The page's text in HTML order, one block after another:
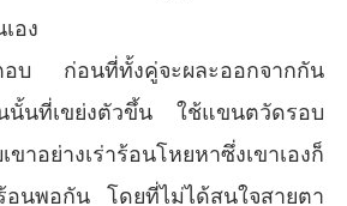
อง
อบ ก่อนที่ทั้งคู่จะผละออกจากกัน
นั้นที่เขย่งตัวขึ้น ใช้แขนตวัดรอบ
าอย่างเร่าร้อนโหยหาซึ่งเขาเองก็
ร้อนพอกัน โดยที่ไม่ได้สนใจสายตา